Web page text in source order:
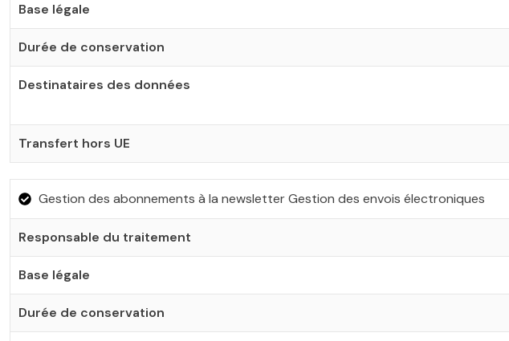
Base légale
Durée de conservation
Destinataires des données
Transfert hors UE
Gestion des abonnements à la newsletter Gestion des envois électroniques
Responsable du traitement
Base légale
Durée de conservation